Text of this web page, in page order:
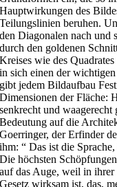
Hauptwirkungen des
Teilungslinien beruhen.
den Diagonalen nach und
durch den goldenen
Kreises wie des
in sich einen der
gibt jedem Bildaufbau
Dimensionen der Fläche:
senkrecht und
Bedeutung auf die
Goerringer, der Erfinder
ihm: “ Das ist die
Die höchsten
auf das Auge, weil in ihrer
Gesetz wirksam ist, das,